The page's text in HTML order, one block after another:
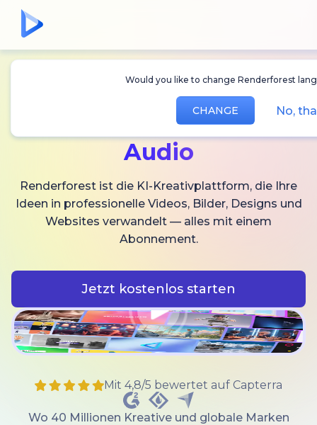
Would you like to change Renderforest
CHANGE No,
Erstellen SieKI-
Bilder und
Audio
Renderforest ist die KI-Kreativplattform, die Ihre
Ideen in professionelle Videos, Bilder, Designs und
Websites verwandelt — alles mit einem
Abonnement.
Jetzt kostenlos starten
Mit 4,8/5 bewertet auf Capterra
Wo 40 Millionen Kreative und globale Marken